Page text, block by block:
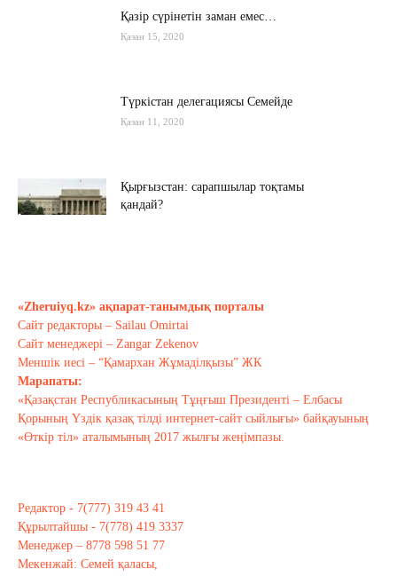
Қазір сүрінетін заман емес…
Қазан 15, 2020
Түркістан делегациясы Семейде
Қазан 11, 2020
Қырғызстан: сарапшылар тоқтамы
қандай?
Тағы оқу
«Zheruiyq.kz» ақпарат-танымдық порталы
Сайт редакторы – Sailau Omirtai
Сайт менеджері – Zangar Zekenov
Меншік иесі – “Қамархан Жұмаділқызы” ЖК
Марапаты:
«Қазақстан Республикасының Тұңғыш Президенті – Елбасы
Қорының Үздік қазақ тілді интернет-сайт сыйлығы» байқауының
«Өткір тіл» аталымының 2017 жылғы жеңімпазы.
Редактор - 7(777) 319 43 41
Құрылтайшы - 7(778) 419 3337
Менеджер – 8778 598 51 77
Мекенжай: Семей қаласы,